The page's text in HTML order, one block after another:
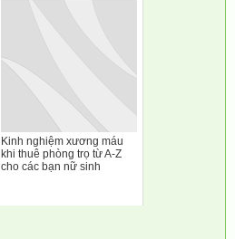
Kinh nghiệm xương máu
khi thuê phòng trọ từ A-Z
cho các bạn nữ sinh